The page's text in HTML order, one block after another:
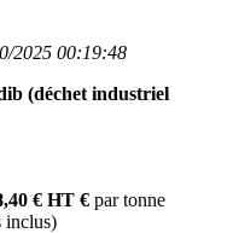
2025 00:19:48
(déchet industriel
€ HT € par tonne
inclus)